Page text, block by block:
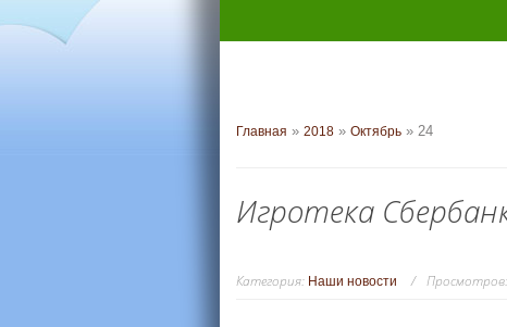
Главная » 2018 » Октябрь » 24
Игротека
Категория: Наши новости Просмотров: